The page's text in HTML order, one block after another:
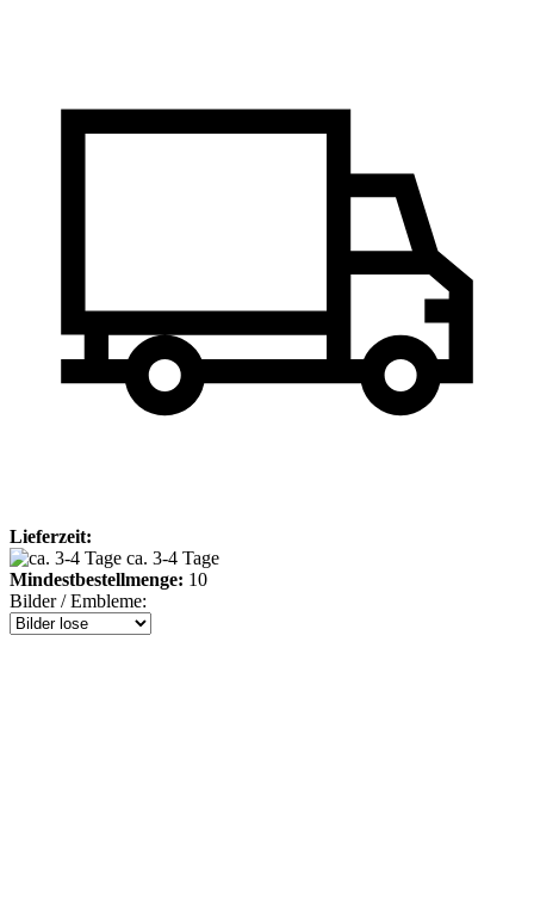
Lieferzeit:
ca. 3-4 Tage
Mindestbestellmenge: 10
Bilder / Embleme: